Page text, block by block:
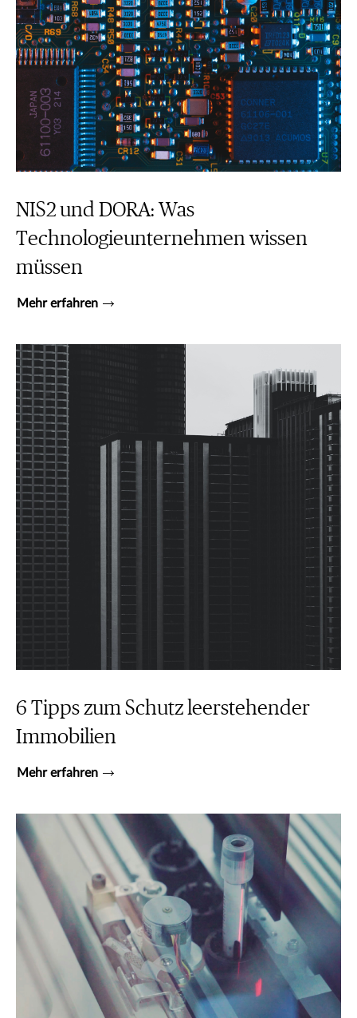
NIS2 und DORA: Was
Technologieunternehmen wissen
müssen
Mehr erfahren
6 Tipps zum Schutz leerstehender
Immobilien
Mehr erfahren